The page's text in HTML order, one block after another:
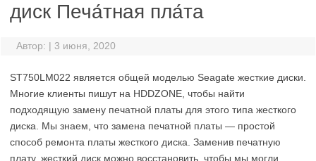
диск Печа́тная пла́та
Автор: | 3 июня, 2020
ST750LM022 является общей моделью Seagate жесткие диски.
Многие клиенты пишут на HDDZONE, чтобы найти
подходящую замену печатной платы для этого типа жесткого
диска. Мы знаем, что замена печатной платы — простой
способ ремонта платы жесткого диска. Заменив печатную
плату, жесткий диск можно восстановить, чтобы мы могли